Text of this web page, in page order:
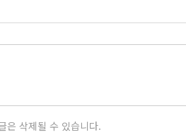
은 삭제될 수 있습니다.